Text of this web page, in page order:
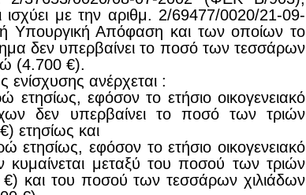
με την αριθμ. 2/69477/0020/21-09-
Υπουργική Απόφαση και των οποίων το
δεν υπερβαίνει το ποσό των τεσσάρων
(4.700 €).
ενίσχυσης ανέρχεται :
εφόσον το ετήσιο οικογενειακό
δεν υπερβαίνει το ποσό των τριών
ετησίως και
ετησίως, εφόσον το ετήσιο οικογενειακό
κυμαίνεται μεταξύ του ποσού των τριών
και του ποσού των τεσσάρων χιλιάδων